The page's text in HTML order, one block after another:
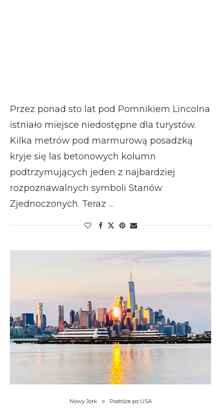
Przez ponad sto lat pod Pomnikiem Lincolna
istniało miejsce niedostępne dla turystów.
Kilka metrów pod marmurową posadzką
kryje się las betonowych kolumn
podtrzymujących jeden z najbardziej
rozpoznawalnych symboli Stanów
Zjednoczonych. Teraz …
Nowy Jork Podróże po USA